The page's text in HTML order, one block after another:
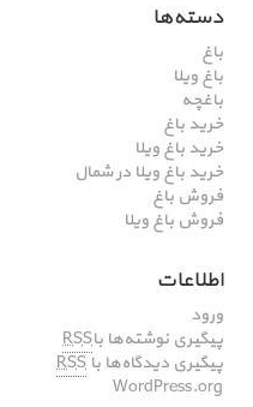
دسته‌ها
باغ
باغ ویلا
باغچه
خرید باغ
خرید باغ ویلا
خرید باغ ویلا در شمال
فروش باغ
فروش باغ ویلا
اطلاعات
ورود
پیگیری نوشته‌ها باRSS
پیگیری دیدگاه‌ها با RSS
WordPress.org